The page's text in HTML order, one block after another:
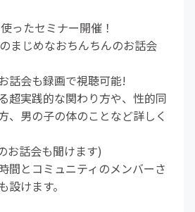
ったセミナー開催！
まじめなおちんちんのお話会
話会も録画で視聴可能!
超実践的な関わり方や、性的同
、男の子の体のことなど詳しく
お話会も聞けます)
間とコミュニティのメンバーさ
けます。